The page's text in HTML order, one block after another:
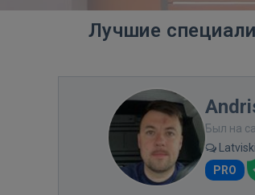
Лучшие
Был на
PRO